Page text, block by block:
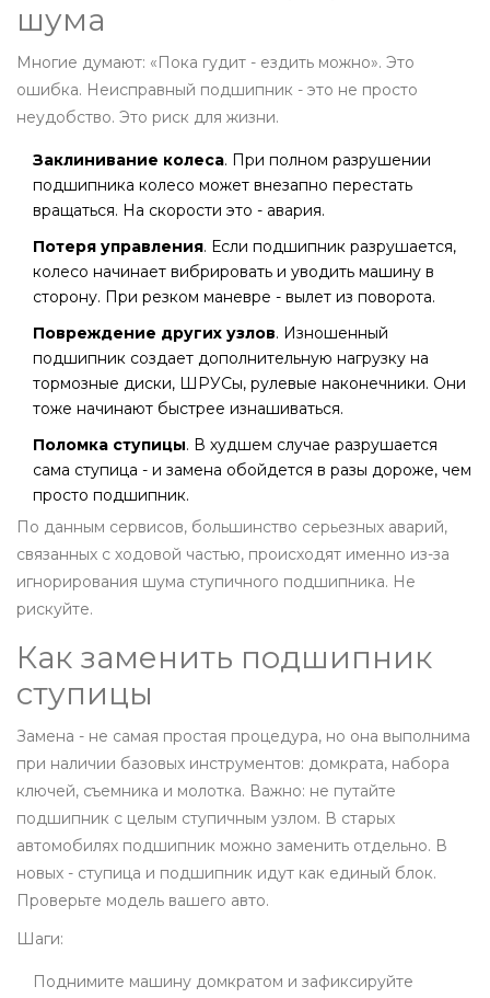
шума
Многие думают: «Пока гудит - ездить можно». Это
ошибка. Неисправный подшипник - это не просто
неудобство. Это риск для жизни.
Заклинивание колеса. При полном разрушении
подшипника колесо может внезапно перестать
вращаться. На скорости это - авария.
Потеря управления. Если подшипник разрушается,
колесо начинает вибрировать и уводить машину в
сторону. При резком маневре - вылет из поворота.
Повреждение других узлов. Изношенный
подшипник создает дополнительную нагрузку на
тормозные диски, ШРУСы, рулевые наконечники. Они
тоже начинают быстрее изнашиваться.
Поломка ступицы. В худшем случае разрушается
сама ступица - и замена обойдется в разы дороже, чем
просто подшипник.
По данным сервисов, большинство серьезных аварий,
связанных с ходовой частью, происходят именно из-за
игнорирования шума ступичного подшипника. Не
рискуйте.
Как заменить подшипник
ступицы
Замена - не самая простая процедура, но она выполнима
при наличии базовых инструментов: домкрата, набора
ключей, съемника и молотка. Важно: не путайте
подшипник с целым ступичным узлом. В старых
автомобилях подшипник можно заменить отдельно. В
новых - ступица и подшипник идут как единый блок.
Проверьте модель вашего авто.
Шаги:
Поднимите машину домкратом и зафиксируйте